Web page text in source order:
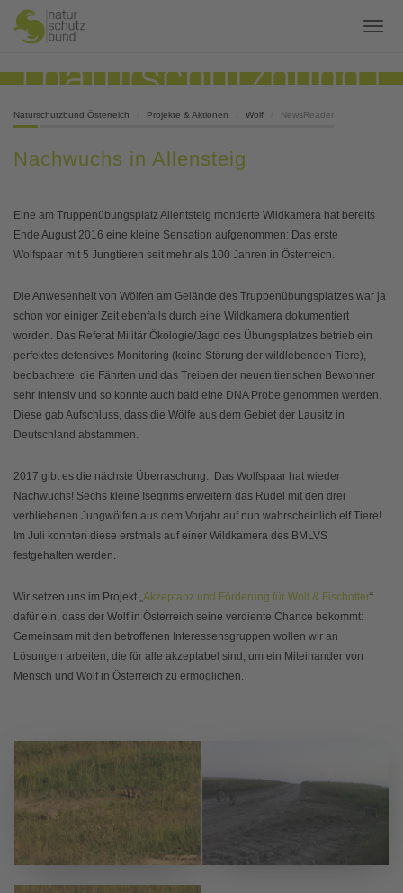
Naturschutzbund Österreich Projekte & Aktionen Wolf NewsReader
Nachwuchs in Allensteig
Eine am Truppenübungsplatz Allentsteig montierte Wildkamera hat bereits
Ende August 2016 eine kleine Sensation aufgenommen: Das erste
Wolfspaar mit 5 Jungtieren seit mehr als 100 Jahren in Österreich.
Die Anwesenheit von Wölfen am Gelände des Truppenübungsplatzes war ja
schon vor einiger Zeit ebenfalls durch eine Wildkamera dokumentiert
worden. Das Referat Militär Ökologie/Jagd des Übungsplatzes betrieb ein
perfektes defensives Monitoring (keine Störung der wildlebenden Tiere),
beobachtete die Fährten und das Treiben der neuen tierischen Bewohner
sehr intensiv und so konnte auch bald eine DNA Probe genommen werden.
Diese gab Aufschluss, dass die Wölfe aus dem Gebiet der Lausitz in
Deutschland abstammen.
2017 gibt es die nächste Überraschung: Das Wolfspaar hat wieder
Nachwuchs! Sechs kleine Isegrims erweitern das Rudel mit den drei
verbliebenen Jungwölfen aus dem Vorjahr auf nun wahrscheinlich elf Tiere!
Im Juli konnten diese erstmals auf einer Wildkamera des BMLVS
festgehalten werden.
Wir setzen uns im Projekt „Akzeptanz und Förderung für Wolf & Fischotter“
dafür ein, dass der Wolf in Österreich seine verdiente Chance bekommt:
Gemeinsam mit den betroffenen Interessensgruppen wollen wir an
Lösungen arbeiten, die für alle akzeptabel sind, um ein Miteinander von
Mensch und Wolf in Österreich zu ermöglichen.